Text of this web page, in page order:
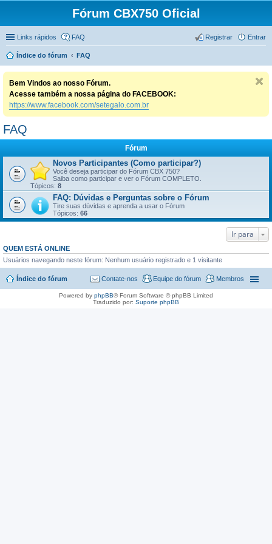
Fórum CBX750 Oficial
Links rápidos FAQ Entrar
Registrar
Índice do fórum FAQ
Bem Vindos ao nosso Fórum.
Acesse também a nossa página do FACEBOOK:
https://www.facebook.com/setegalo.com.br
FAQ
Fórum
Novos Participantes (Como participar?)
Você deseja participar do Fórum CBX 750?
Saiba como participar e ver o Fórum COMPLETO.
Tópicos: 8
FAQ: Dúvidas e Perguntas sobre o Fórum
Tire suas dúvidas e aprenda a usar o Fórum
Tópicos: 66
Ir para
QUEM ESTÁ ONLINE
Usuários navegando neste fórum: Nenhum usuário registrado e 1 visitante
Índice do fórum Membros
Equipe do fórum
Contate-nos
Powered by phpBB® Forum Software © phpBB Limited
Traduzido por: Suporte phpBB